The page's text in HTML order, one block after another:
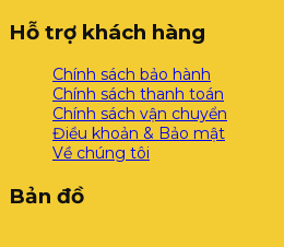
Hỗ trợ khách hàng
Chính sách bảo hành
Chính sách thanh toán
Chính sách vận chuyển
Điều khoản & Bảo mật
Về chúng tôi
Bản đồ